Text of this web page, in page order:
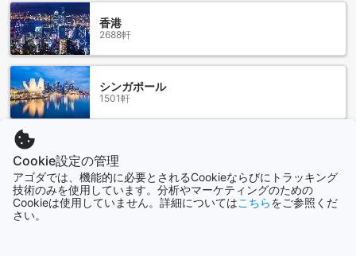
これらの客室をアゴダで予約することで、最良の価格を享受
できるだけでなく、手間のかからないスムーズな予約体験も
保証されます。安心して滞在をお楽しみいただくために、シ
ンプルかつ便利な予約システムをぜひご利用ください。
デイラ: ドバイの歴史と文化の宝庫
デイラは、ドバイの歴史と文化を感じることができる魅力的
な場所です。この地域は、かつてドバイの商業と交易の中心
地であり、今でもその歴史的な魅力を保っています。デイラ
には、古い建物や風景が広がり、伝統的な市場や美術館、モ
スクなどが点在しています。
デイラの散策をすると、アラブの文化や伝統を身近に感じる
ことができます。古い建物の中には、アラブの歴史や生活の
香港
2688軒
シンガポール
1501軒
全て表示
今話題の都市
Cookie設定の管理
アゴダでは、機能的に必要とされるCookieならびにトラッキング
技術のみを使用しています。分析やマーケティングのための
Cookieは使用していません。詳細についてはこちらをご参照くだ
さい。